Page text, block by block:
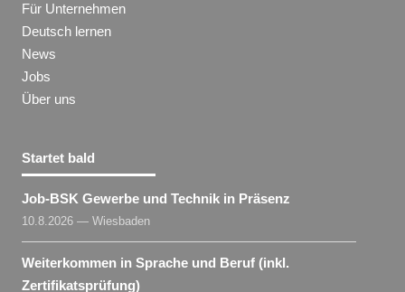
Für Unternehmen
Deutsch lernen
News
Jobs
Über uns
Startet bald
Job-BSK Gewerbe und Technik in Präsenz
10.8.2026 — Wiesbaden
Weiterkommen in Sprache und Beruf (inkl.
Zertifikatsprüfung)